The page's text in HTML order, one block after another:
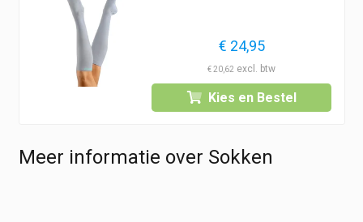
€ 24,95
€20,62
Kies en Bestel
Meer informatie over Sokken